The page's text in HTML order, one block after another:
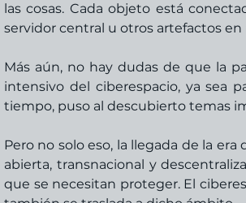
las cosas. Cada objeto está
servidor central u otros artefactos en
Más aún, no hay dudas de que la
intensivo del ciberespacio, ya sea
tiempo, puso al descubierto temas
Pero no solo eso, la llegada de la
abierta, transnacional y
que se necesitan proteger. El